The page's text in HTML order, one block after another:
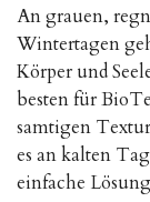
An grauen,
Wintertagen
Körper und
besten für
samtigen
es an kalten
einfache